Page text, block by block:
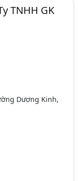
TNHH GK
Dương Kinh,